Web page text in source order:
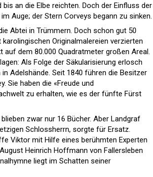
an die Elbe reichten. Doch der Einfluss der
Auge; der Stern Corveys begann zu sinken.
Abtei in Trümmern. Doch schon gut 50
Originalmalereien verzierten
dem 80.000 Quadratmeter großen Areal.
Als Folge der Säkularisierung erlosch
Adelshände. Seit 1840 führen die Besitzer
Sie haben die «Freude und
zu erhalten, wie es der fünfte Fürst
zwar nur 16 Bücher. Aber Landgraf
Schlossherrn, sorgte für Ersatz.
Viktor mit Hilfe eines berühmten Experten
Heinrich Hoffmann von Fallersleben
liegt im Schatten seiner